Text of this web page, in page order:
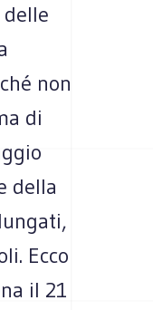
non
di
della
Ecco
il 21